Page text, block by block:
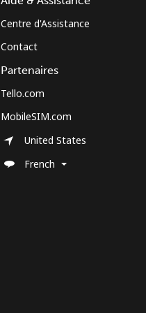
VOUS →
Centre d'Assistance
Contact
Partenaires
Tello.com
MobileSIM.com
United States
French